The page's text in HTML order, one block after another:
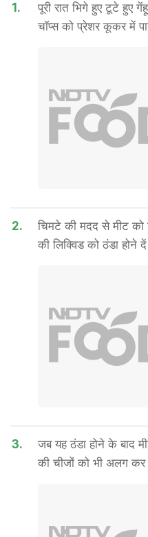
1.
पूरी रात भिगे हुए टूटे
चॉप्स को प्रेशर कूकर में
2.
चिमटे की मदद से मीट
की लिक्विड को ठंडा होने
3.
जब यह ठंडा होने के बाद
की चीजों को भी अलग